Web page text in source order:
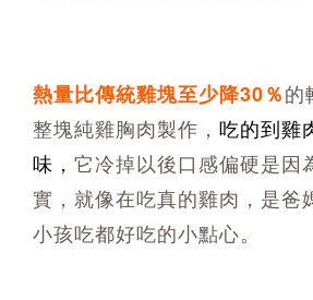
熱量比傳統雞塊至少降30％的
整塊純雞胸肉製作， 吃的到雞
味， 它冷掉以後口感偏硬是因
實，就像在吃真的雞肉，是爸
小孩吃都好吃的小點心。